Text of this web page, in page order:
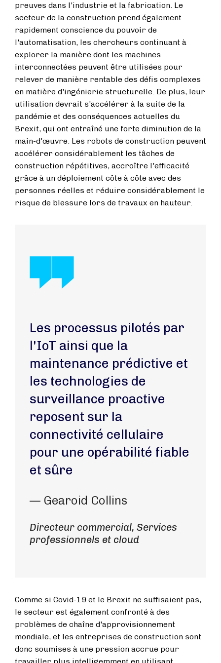
preuves dans l'industrie et la fabrication. Le
secteur de la construction prend également
rapidement conscience du pouvoir de
l'automatisation, les chercheurs continuant à
explorer la manière dont les machines
interconnectées peuvent être utilisées pour
relever de manière rentable des défis complexes
en matière d'ingénierie structurelle. De plus, leur
utilisation devrait s'accélérer à la suite de la
pandémie et des conséquences actuelles du
Brexit, qui ont entraîné une forte diminution de la
main-d'œuvre. Les robots de construction peuvent
accélérer considérablement les tâches de
construction répétitives, accroître l'efficacité
grâce à un déploiement côte à côte avec des
personnes réelles et réduire considérablement le
risque de blessure lors de travaux en hauteur.
Les processus pilotés par
l'IoT ainsi que la
maintenance prédictive et
les technologies de
surveillance proactive
reposent sur la
connectivité cellulaire
pour une opérabilité fiable
et sûre
— Gearoid Collins
Directeur commercial, Services
professionnels et cloud
Comme si Covid-19 et le Brexit ne suffisaient pas,
le secteur est également confronté à des
problèmes de chaîne d'approvisionnement
mondiale, et les entreprises de construction sont
donc soumises à une pression accrue pour